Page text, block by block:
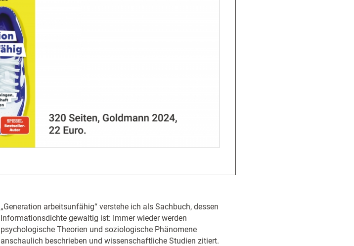
„Generation arbeitsunfähig“ verstehe ich als Sachbuch, dessen
Informationsdichte gewaltig ist: Immer wieder werden
psychologische Theorien und soziologische Phänomene
anschaulich beschrieben und wissenschaftliche Studien zitiert.